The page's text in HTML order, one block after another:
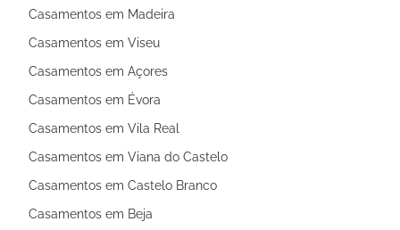
Casamentos em Madeira
Casamentos em Viseu
Casamentos em Açores
Casamentos em Évora
Casamentos em Vila Real
Casamentos em Viana do Castelo
Casamentos em Castelo Branco
Casamentos em Beja